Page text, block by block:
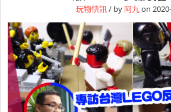
玩物快訊 / by 阿九 on